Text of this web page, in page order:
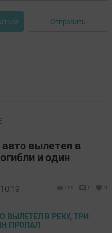
Отправить
вылетел в
и один
909 0 0